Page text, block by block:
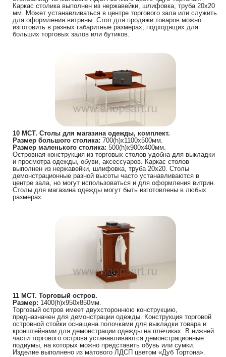
Каркас столика выполнен из нержавейки, шлифовка, труба 20х20
мм. Может устанавливаться в центре торгового зала или служить
для оформления витрины. Стол для продажи товаров можно
изготовить в разных габаритные размерах, подходящих для
больших торговых залов или бутиков.
10 МСТ. Столы для магазина одежды, комплект.
Размер большого столика: 700(h)х1100х500мм.
Размер маленького столика: 500(h)х900х400мм.
Островная конструкция из торговых столов удобна для выкладки
и просмотра одежды, обуви, аксессуаров. Каркас столов
выполнен из нержавейки, шлифовка, труба 20х20. Столы
демонстрационные разной высоты часто устанавливаются в
центре зала, но могут использоваться и для оформления витрин.
Столы для магазина одежды могут быть изготовлены в любых
размерах.
11 МСТ. Торговый остров.
Размер: 1400(h)х950х850мм.
Торговый остров имеет двухстороннюю конструкцию,
предназначен для демонстрации одежды. Конструкция торговой
островной стойки оснащена полочками для выкладки товара и
кронштейнами для демонстрации одежды на плечиках. В нижней
части торгового острова устанавливаются демонстрационные
подиумы, на которых можно представить обувь или сумки.
Изделие выполнено из матового ЛДСП цветом «Дуб Тортона».